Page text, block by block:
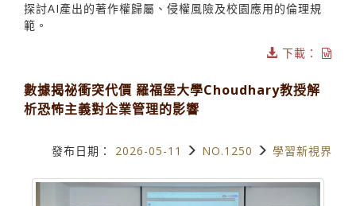
探討AI產出的著作權歸屬、侵權風險及校園應用的倫理規
範。
下載：
數據揭祕衝突代價 羅福堡大學Choudhary教授解
析恐怖主義對企業管理的影響
發布日期： 2026-05-11 NO.1250 學習新視界